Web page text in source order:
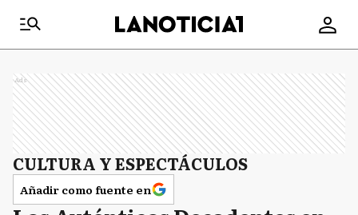
Ads
CULTURA Y ESPECTÁCULOS
Añadir como fuente en